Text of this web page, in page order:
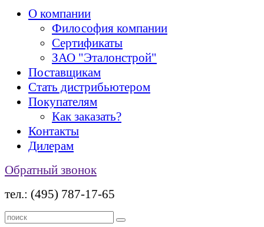
О компании
Философия компании
Сертификаты
ЗАО "Эталонстрой"
Поставщикам
Стать дистрибьютером
Покупателям
Как заказать?
Контакты
Дилерам
Обратный звонок
тел.: (495) 787-17-65